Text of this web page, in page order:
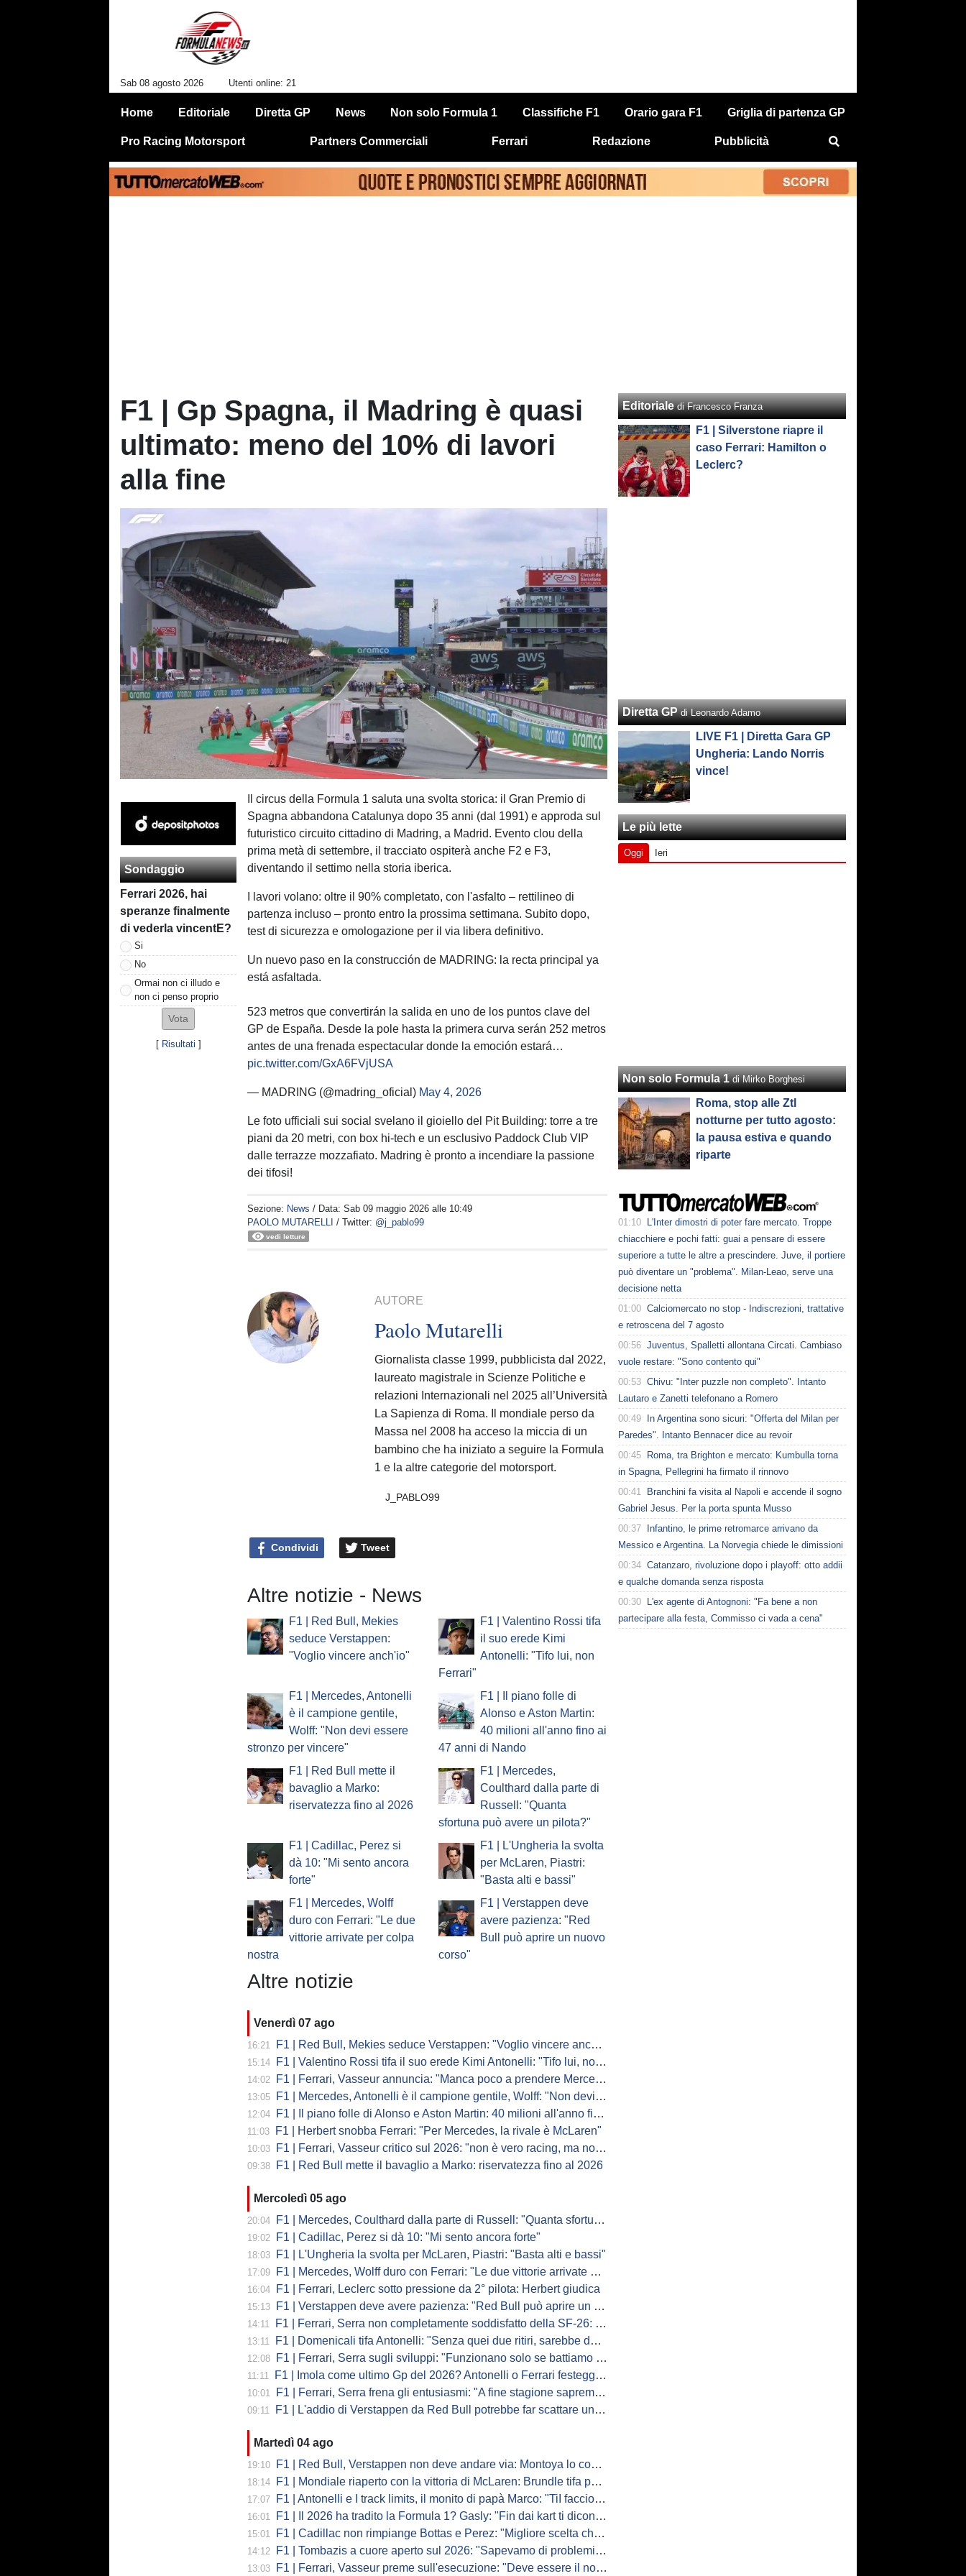
Sab 08 agosto 2026 Utenti online: 21
Home Editoriale Diretta GP News Non solo Formula 1 Classifiche F1 Orario gara F1 Griglia di partenza GP
Pro Racing Motorsport Partners Commerciali Ferrari Redazione Pubblicità
F1 | Gp Spagna, il Madring è quasi
ultimato: meno del 10% di lavori
alla fine
Sondaggio
Ferrari 2026, hai
speranze finalmente
di vederla vincentE?
Si
No
Ormai non ci illudo e
non ci penso proprio
[ Risultati ]
Il circus della Formula 1 saluta una svolta storica: il Gran Premio di
Spagna abbandona Catalunya dopo 35 anni (dal 1991) e approda sul
futuristico circuito cittadino di Madring, a Madrid. Evento clou della
prima metà di settembre, il tracciato ospiterà anche F2 e F3,
diventando il settimo nella storia iberica.
I lavori volano: oltre il 90% completato, con l'asfalto – rettilineo di
partenza incluso – pronto entro la prossima settimana. Subito dopo,
test di sicurezza e omologazione per il via libera definitivo.
Un nuevo paso en la construcción de MADRING: la recta principal ya
está asfaltada. ️
523 metros que convertirán la salida en uno de los puntos clave del
GP de España. Desde la pole hasta la primera curva serán 252 metros
antes de una frenada espectacular donde la emoción estará…
pic.twitter.com/GxA6FVjUSA
— MADRING (@madring_oficial) May 4, 2026
Le foto ufficiali sui social svelano il gioiello del Pit Building: torre a tre
piani da 20 metri, con box hi-tech e un esclusivo Paddock Club VIP
dalle terrazze mozzafiato. Madring è pronto a incendiare la passione
dei tifosi!
Sezione: News / Data:Sab 09 maggio 2026 alle 10:49
PAOLO MUTARELLI / Twitter: @j_pablo99
vedi letture
AUTORE
Paolo Mutarelli
Giornalista classe 1999, pubblicista dal 2022,
laureato magistrale in Scienze Politiche e
relazioni Internazionali nel 2025 all’Università
La Sapienza di Roma. Il mondiale perso da
Massa nel 2008 ha acceso la miccia di un
bambino che ha iniziato a seguire la Formula
1 e la altre categorie del motorsport.
J_PABLO99
Condividi Tweet
Altre notizie - News
F1 | Red Bull, Mekies
seduce Verstappen:
"Voglio vincere anch'io"
F1 | Valentino Rossi tifa
il suo erede Kimi
Antonelli: "Tifo lui, non
Ferrari"
F1 | Mercedes, Antonelli
è il campione gentile,
Wolff: "Non devi essere
stronzo per vincere"
F1 | Il piano folle di
Alonso e Aston Martin:
40 milioni all'anno fino ai
47 anni di Nando
F1 | Red Bull mette il
bavaglio a Marko:
riservatezza fino al 2026
F1 | Mercedes,
Coulthard dalla parte di
Russell: "Quanta
sfortuna può avere un pilota?"
F1 | Cadillac, Perez si
dà 10: "Mi sento ancora
forte"
F1 | L'Ungheria la svolta
per McLaren, Piastri:
"Basta alti e bassi"
F1 | Mercedes, Wolff
duro con Ferrari: "Le due
vittorie arrivate per colpa
nostra
F1 | Verstappen deve
avere pazienza: "Red
Bull può aprire un nuovo
corso"
Altre notizie
Venerdì 07 ago
16:21 F1 | Red Bull, Mekies seduce Verstappen: "Voglio vincere anch'io"
15:14 F1 | Valentino Rossi tifa il suo erede Kimi Antonelli: "Tifo lui, non Ferrari"
14:02 F1 | Ferrari, Vasseur annuncia: "Manca poco a prendere Mercedes, ma non basterà l'ADUO"
13:05 F1 | Mercedes, Antonelli è il campione gentile, Wolff: "Non devi essere stronzo per vincere"
12:04 F1 | Il piano folle di Alonso e Aston Martin: 40 milioni all'anno fino ai 47 anni di Nando
11:03 F1 | Herbert snobba Ferrari: "Per Mercedes, la rivale è McLaren"
10:03 F1 | Ferrari, Vasseur critico sul 2026: "non è vero racing, ma non è artificiale"
09:38 F1 | Red Bull mette il bavaglio a Marko: riservatezza fino al 2026
Mercoledì 05 ago
20:04 F1 | Mercedes, Coulthard dalla parte di Russell: "Quanta sfortuna può avere un pilota?"
19:02 F1 | Cadillac, Perez si dà 10: "Mi sento ancora forte"
18:03 F1 | L'Ungheria la svolta per McLaren, Piastri: "Basta alti e bassi"
17:09 F1 | Mercedes, Wolff duro con Ferrari: "Le due vittorie arrivate per colpa nostra
16:04 F1 | Ferrari, Leclerc sotto pressione da 2° pilota: Herbert giudica
15:13 F1 | Verstappen deve avere pazienza: "Red Bull può aprire un nuovo corso"
14:11 F1 | Ferrari, Serra non completamente soddisfatto della SF-26: "Non è solo la mia macchina"
13:11 F1 | Domenicali tifa Antonelli: "Senza quei due ritiri, sarebbe davanti di tanto"
12:08 F1 | Ferrari, Serra sugli sviluppi: "Funzionano solo se battiamo gli altri"
11:11 F1 | Imola come ultimo Gp del 2026? Antonelli o Ferrari festeggiano il titolo in casa...
10:01 F1 | Ferrari, Serra frena gli entusiasmi: "A fine stagione sapremo se SF-26 è forte"
09:11 F1 | L'addio di Verstappen da Red Bull potrebbe far scattare un domino: ne parla Fittipaldi
Martedì 04 ago
19:10 F1 | Red Bull, Verstappen non deve andare via: Montoya lo convince
18:14 F1 | Mondiale riaperto con la vittoria di McLaren: Brundle tifa papaya
17:07 F1 | Antonelli e I track limits, il monito di papà Marco: "TiI faccio fare la fine della gallina"
16:01 F1 | Il 2026 ha tradito la Formula 1? Gasly: "Fin dai kart ti dicono di non alzare il piede dal gas"
15:01 F1 | Cadillac non rimpiange Bottas e Perez: "Migliore scelta che potessimo fare"
14:12 F1 | Tombazis a cuore aperto sul 2026: "Sapevamo di problemi, ma serviva un accordo"
13:03 F1 | Ferrari, Vasseur preme sull'esecuzione: "Deve essere il nostro punto di forza"
Editoriale di Francesco Franza
F1 | Silverstone riapre il
caso Ferrari: Hamilton o
Leclerc?
Diretta GP di Leonardo Adamo
LIVE F1 | Diretta Gara GP
Ungheria: Lando Norris
vince!
Le più lette
Oggi Ieri
Non solo Formula 1 di Mirko Borghesi
Roma, stop alle Ztl
notturne per tutto agosto:
la pausa estiva e quando
riparte
01:10
L'Inter dimostri di poter fare mercato. Troppe
chiacchiere e pochi fatti: guai a pensare di essere
superiore a tutte le altre a prescindere. Juve, il portiere
può diventare un "problema". Milan-Leao, serve una
decisione netta
01:00 Calciomercato no stop - Indiscrezioni, trattative
e retroscena del 7 agosto
00:56 Juventus, Spalletti allontana Circati. Cambiaso
vuole restare: "Sono contento qui"
00:53 Chivu: "Inter puzzle non completo". Intanto
Lautaro e Zanetti telefonano a Romero
00:49
In Argentina sono sicuri: "Offerta del Milan per
Paredes". Intanto Bennacer dice au revoir
00:45
Roma, tra Brighton e mercato: Kumbulla torna
in Spagna, Pellegrini ha firmato il rinnovo
00:41
Branchini fa visita al Napoli e accende il sogno
Gabriel Jesus. Per la porta spunta Musso
00:37
Infantino, le prime retromarce arrivano da
Messico e Argentina. La Norvegia chiede le dimissioni
00:34 Catanzaro, rivoluzione dopo i playoff: otto addii
e qualche domanda senza risposta
00:30
L'ex agente di Antognoni: "Fa bene a non
partecipare alla festa, Commisso ci vada a cena"